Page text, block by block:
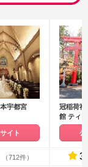
宇都宮
イト
冠稲荷神
館 ティ
レス
公
（712件）